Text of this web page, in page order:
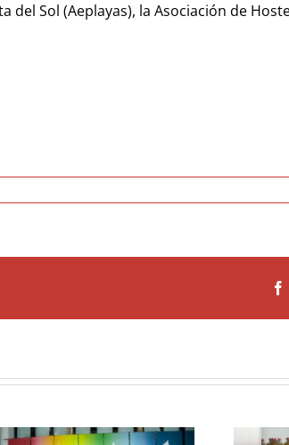
Sol (Aeplayas), la Asociación de